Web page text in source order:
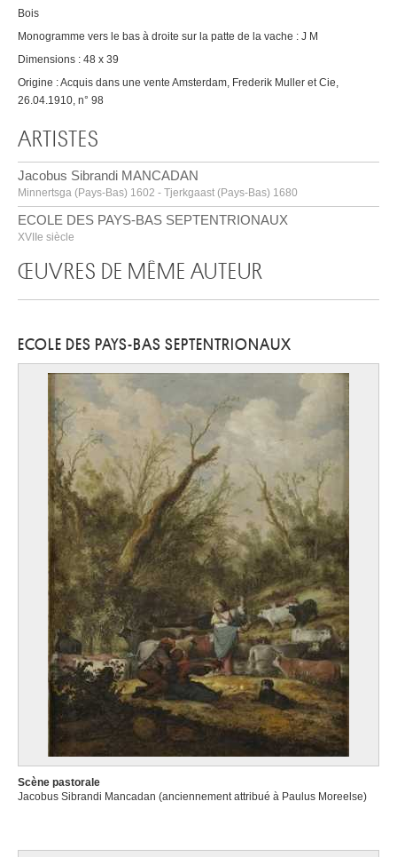
Bois
Monogramme vers le bas à droite sur la patte de la vache : J M
Dimensions : 48 x 39
Origine : Acquis dans une vente Amsterdam, Frederik Muller et Cie,
26.04.1910, n° 98
ARTISTES
Jacobus Sibrandi MANCADAN
Minnertsga (Pays-Bas) 1602 - Tjerkgaast (Pays-Bas) 1680
ECOLE DES PAYS-BAS SEPTENTRIONAUX
XVIIe siècle
ŒUVRES DE MÊME AUTEUR
ECOLE DES PAYS-BAS SEPTENTRIONAUX
Scène pastorale
Jacobus Sibrandi Mancadan (anciennement attribué à Paulus Moreelse)